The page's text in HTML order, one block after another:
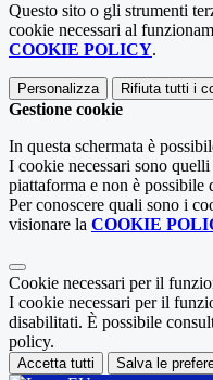
Questo sito o gli strumenti
cookie necessari al
COOKIE POLICY.
Personalizza Rifiuta tutti i
Gestione cookie
In questa schermata è
I cookie necessari sono
piattaforma e non è possibile
Per conoscere quali sono i
visionare la COOKIE
Cookie necessari per il
I cookie necessari per il
disabilitati. È possibile
policy.
Accetta tutti Salva le